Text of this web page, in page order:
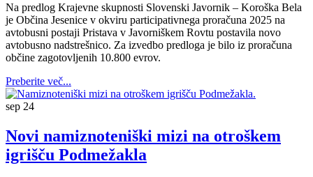
Na predlog Krajevne skupnosti Slovenski Javornik – Koroška Bela
je Občina Jesenice v okviru participativnega proračuna 2025 na
avtobusni postaji Pristava v Javorniškem Rovtu postavila novo
avtobusno nadstrešnico. Za izvedbo predloga je bilo iz proračuna
občine zagotovljenih 10.800 evrov.
Preberite več...
sep 24
Novi namiznoteniški mizi na otroškem
igrišču Podmežakla